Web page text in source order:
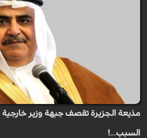
مذيعة الجزيرة تقصف جبهة وزير خارجية
السبب...!